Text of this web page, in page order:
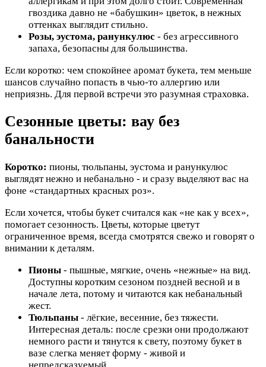
гвоздика давно не «бабушкин» цветок, в нежных
оттенках выглядит стильно.
Розы, эустома, ранункулюс - без агрессивного
запаха, безопасны для большинства.
Если коротко: чем спокойнее аромат букета, тем меньше
шансов случайно попасть в чью-то аллергию или
неприязнь. Для первой встречи это разумная страховка.
Сезонные цветы: вау без
банальности
Коротко: пионы, тюльпаны, эустома и ранункулюс
выглядят нежно и небанально - и сразу выделяют вас на
фоне «стандартных красных роз».
Если хочется, чтобы букет считался как «не как у всех»,
помогает сезонность. Цветы, которые цветут
ограниченное время, всегда смотрятся свежо и говорят о
внимании к деталям.
Пионы - пышные, мягкие, очень «нежные» на вид.
Доступны коротким сезоном поздней весной и в
начале лета, потому и читаются как небанальный
жест.
Тюльпаны - лёгкие, весенние, без тяжести.
Интересная деталь: после срезки они продолжают
немного расти и тянутся к свету, поэтому букет в
вазе слегка меняет форму - живой и
непредсказуемый.